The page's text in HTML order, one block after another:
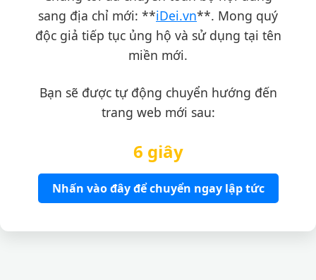
sang địa chỉ mới: **iDei.vn**. Mong quý
độc giả tiếp tục ủng hộ và sử dụng tại tên
miền mới.
Bạn sẽ được tự động chuyển hướng đến
trang web mới sau:
6 giây
Nhấn vào đây để chuyển ngay lập tức